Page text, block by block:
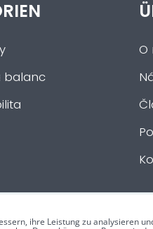
balanc
O
ihre Leistung zu analysieren